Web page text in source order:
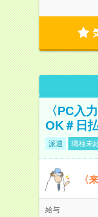
〈PC入
OK＃日
派遣 職種未
〈
給与